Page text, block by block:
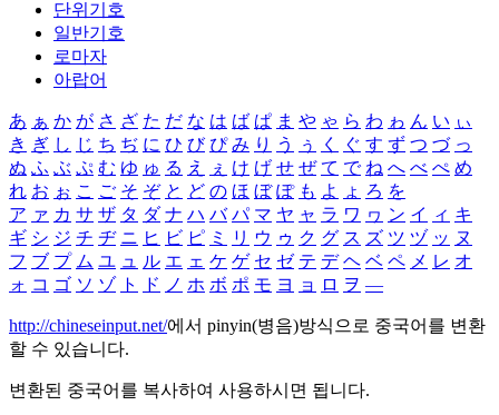
단위기호
일반기호
로마자
아랍어
あ ぁ か が さ ざ た だ な は ば ぱ ま や ゃ ら わ ゎ ん い ぃ
き ぎ し じ ち ぢ に ひ び ぴ み り う ぅ く ぐ す ず つ づ っ
ぬ ふ ぶ ぷ む ゆ ゅ る え ぇ け げ せ ぜ て で ね へ べ ぺ め
れ お ぉ こ ご そ ぞ と ど の ほ ぼ ぽ も よ ょ ろ を
ア ァ カ サ ザ タ ダ ナ ハ バ パ マ ヤ ャ ラ ワ ヮ ン イ ィ キ
ギ シ ジ チ ヂ ニ ヒ ビ ピ ミ リ ウ ゥ ク グ ス ズ ツ ヅ ッ ヌ
フ ブ プ ム ユ ュ ル エ ェ ケ ゲ セ ゼ テ デ ヘ ベ ペ メ レ オ
ォ コ ゴ ソ ゾ ト ド ノ ホ ボ ポ モ ヨ ョ ロ ヲ ―
http://chineseinput.net/에서 pinyin(병음)방식으로 중국어를 변환
할 수 있습니다.
변환된 중국어를 복사하여 사용하시면 됩니다.